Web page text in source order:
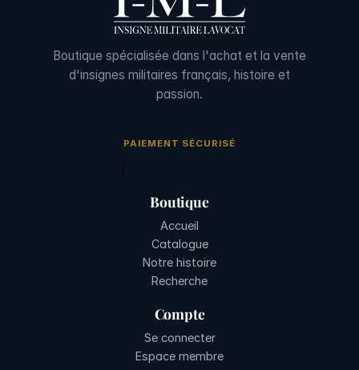
Boutique spécialisée dans l'achat et la vente
d'insignes militaires français, histoire et
passion.
PAIEMENT SÉCURISÉ
Boutique
Accueil
Catalogue
Notre histoire
Recherche
Compte
Se connecter
Espace membre